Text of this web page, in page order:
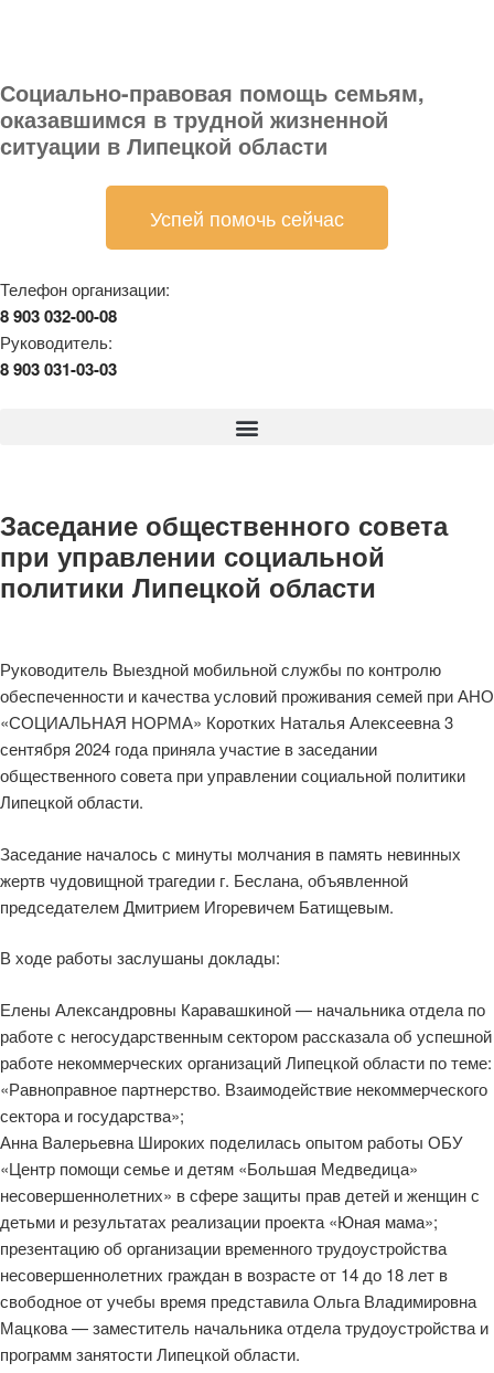
Социально-правовая помощь семьям,
оказавшимся в трудной жизненной
ситуации в Липецкой области
Успей помочь сейчас
Телефон организации:
8 903 032-00-08
Руководитель:
8 903 031-03-03
Заседание общественного совета
при управлении социальной
политики Липецкой области
Руководитель Выездной мобильной службы по контролю
обеспеченности и качества условий проживания семей при АНО
«СОЦИАЛЬНАЯ НОРМА» Коротких Наталья Алексеевна 3
сентября 2024 года приняла участие в заседании
общественного совета при управлении социальной политики
Липецкой области.
Заседание началось с минуты молчания в память невинных
жертв чудовищной трагедии г. Беслана, объявленной
председателем Дмитрием Игоревичем Батищевым.
В ходе работы заслушаны доклады:
Елены Александровны Каравашкиной — начальника отдела по
работе с негосударственным сектором рассказала об успешной
работе некоммерческих организаций Липецкой области по теме:
«Равноправное партнерство. Взаимодействие некоммерческого
сектора и государства»;
Анна Валерьевна Широких поделилась опытом работы ОБУ
«Центр помощи семье и детям «Большая Медведица»
несовершеннолетних» в сфере защиты прав детей и женщин с
детьми и результатах реализации проекта «Юная мама»;
презентацию об организации временного трудоустройства
несовершеннолетних граждан в возрасте от 14 до 18 лет в
свободное от учебы время представила Ольга Владимировна
Мацкова — заместитель начальника отдела трудоустройства и
программ занятости Липецкой области.